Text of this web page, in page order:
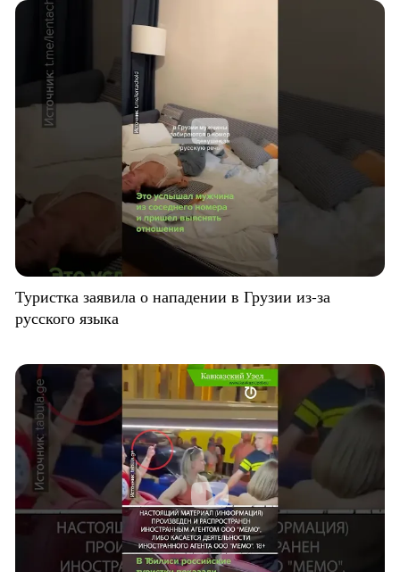
Туристка заявила о нападении в Грузии из-за
русского языка